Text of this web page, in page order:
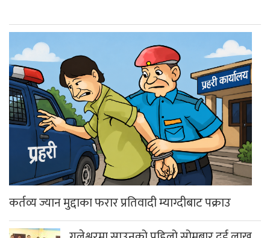
कर्तव्य ज्यान मुद्दाका फरार प्रतिवादी म्याग्दीबाट पक्राउ